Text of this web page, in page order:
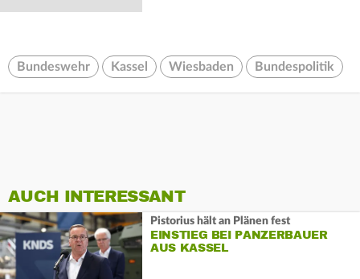
Bundeswehr Kassel Wiesbaden Bundespolitik
AUCH INTERESSANT
Pistorius hält an Plänen fest
EINSTIEG BEI PANZERBAUER
AUS KASSEL